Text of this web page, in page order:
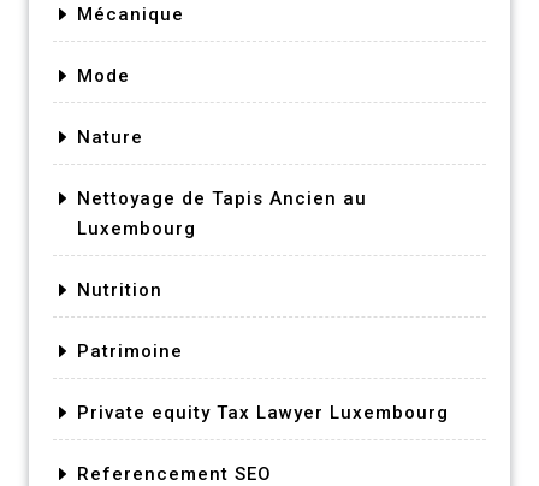
Mécanique
Mode
Nature
Nettoyage de Tapis Ancien au
Luxembourg
Nutrition
Patrimoine
Private equity Tax Lawyer Luxembourg
Referencement SEO